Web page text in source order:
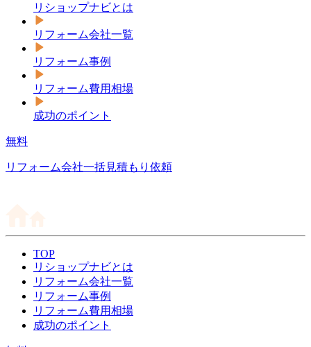
リショップナビとは
リフォーム会社一覧
リフォーム事例
リフォーム費用相場
成功のポイント
無料
リフォーム会社一括見積もり依頼
TOP
リショップナビとは
リフォーム会社一覧
リフォーム事例
リフォーム費用相場
成功のポイント